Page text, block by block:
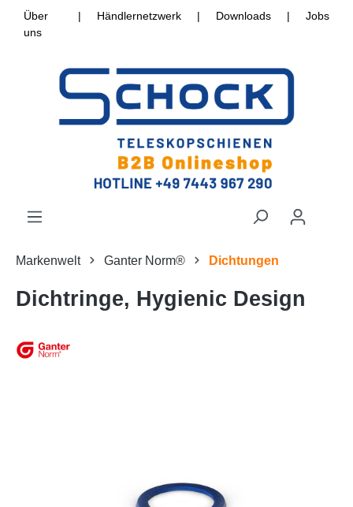
Über
uns
| Händlernetzwerk | Downloads | Jobs
Markenwelt Ganter Norm® Dichtungen
Dichtringe, Hygienic Design